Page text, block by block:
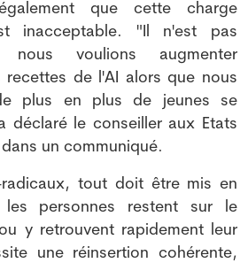
que cette charge
inacceptable. "Il n'est pas
nous voulions augmenter
recettes de l'AI alors que nous
plus en plus de jeunes se
déclaré le conseiller aux Etats
un communiqué.
tout doit être mis en
personnes restent sur le
y retrouvent rapidement leur
une réinsertion cohérente,